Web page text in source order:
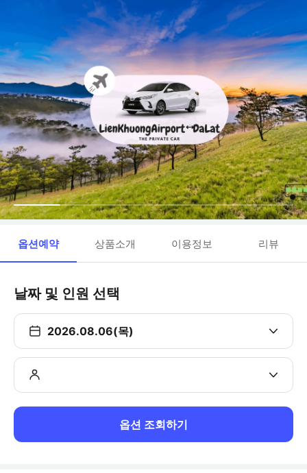
옵션예약 상품소개 이용정보 리뷰
날짜 및 인원 선택
2026.08.06(목)
옵션 조회하기